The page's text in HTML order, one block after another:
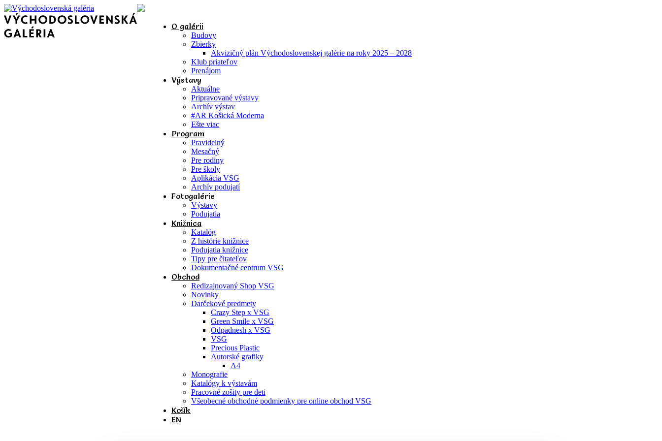
O galérii
Budovy
Zbierky
Akvizičný plán Východoslovenskej galérie na roky 2025 – 2028
Klub priateľov
Prenájom
Výstavy
Aktuálne
Pripravované výstavy
Archív výstav
#AR Košická Moderna
Ešte viac
Program
Pravidelný
Mesačný
Pre rodiny
Pre školy
Aplikácia VSG
Archív podujatí
Fotogalérie
Výstavy
Podujatia
Knižnica
Katalóg
Z histórie knižnice
Podujatia knižnice
Tipy pre čitateľov
Dokumentačné centrum VSG
Obchod
Redizajnovaný Shop VSG
Novinky
Darčekové predmety
Crazy Step x VSG
Green Smile x VSG
Odpadnesh x VSG
VSG
Precious Plastic
Autorské grafiky
A4
Monografie
Katalógy k výstavám
Pracovné zošity pre deti
Všeobecné obchodné podmienky pre online obchod VSG
Košík
EN